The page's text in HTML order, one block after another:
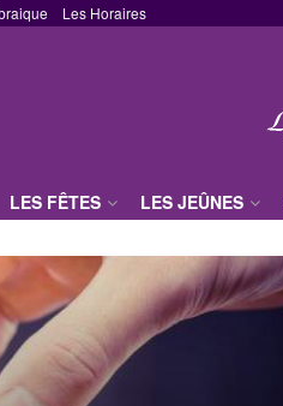
Les Horaires
LES FÊTES LES JEÛNES